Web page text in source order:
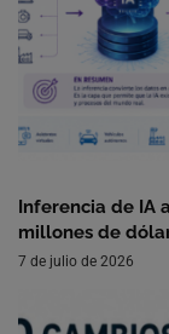
Inferencia de IA
millones de
7 de julio de 2026